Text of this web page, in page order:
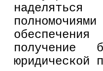
наделяться
обеспечения
получение
юридической